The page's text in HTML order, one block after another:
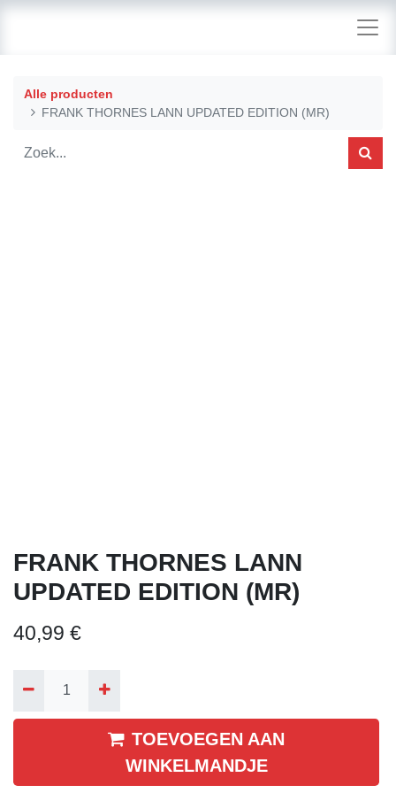
Alle producten
FRANK THORNES LANN UPDATED EDITION (MR)
FRANK THORNES LANN
UPDATED EDITION (MR)
40,99 €
TOEVOEGEN AAN
WINKELMANDJE